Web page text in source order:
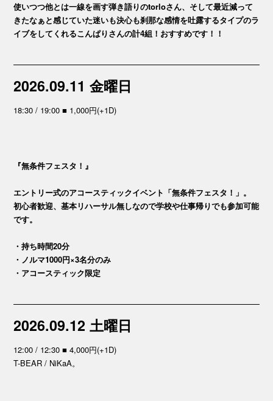
使いつつ他とは一線を画す弾き語りのtorloさん、そして最近減って
きたなぁと感じていた迷いも決心も刹那な感情を吐露するタイプのラ
イブをしてくれるこんぱりさんの計4組！おすすめです！！
2026.09.11 金曜日
18:30 / 19:00 ■ 1,000円(+1D)
『無条件フェスタ！』
エントリー式のアコースティックイベント「無条件フェスタ！」。
初心者歓迎、基本リハーサル無しなので学校や仕事帰りでも参加可能
です。
・持ち時間20分
・ノルマ1000円×3名分のみ
・アコースティック限定
2026.09.12 土曜日
12:00 / 12:30 ■ 4,000円(+1D)
T-BEAR / NiKaA。